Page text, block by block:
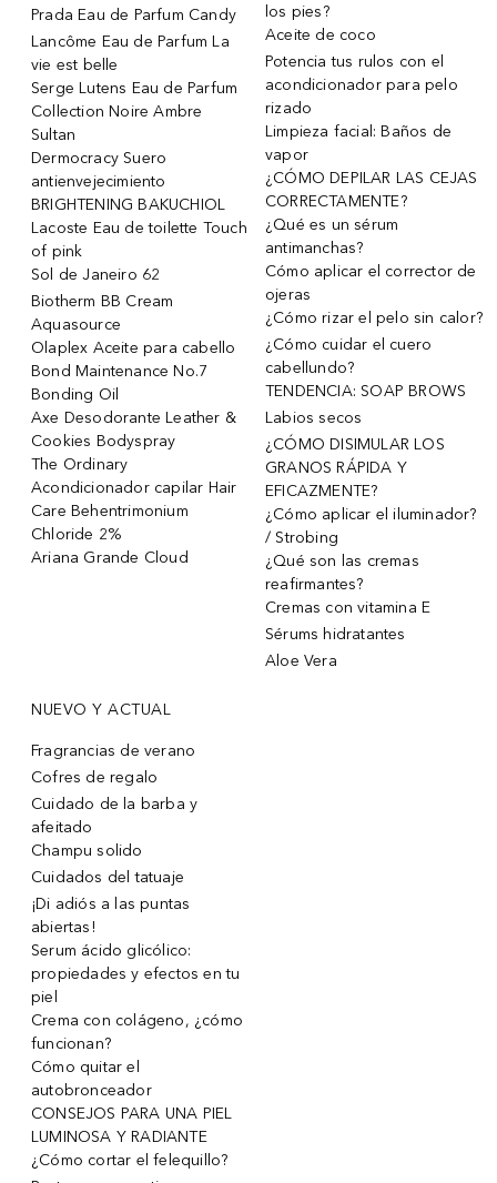
Prada Eau de Parfum Candy
Lancôme Eau de Parfum La
vie est belle
Serge Lutens Eau de Parfum
Collection Noire Ambre
Sultan
Dermocracy Suero
antienvejecimiento
BRIGHTENING BAKUCHIOL
Lacoste Eau de toilette Touch
of pink
Sol de Janeiro 62
Biotherm BB Cream
Aquasource
Olaplex Aceite para cabello
Bond Maintenance No.7
Bonding Oil
Axe Desodorante Leather &
Cookies Bodyspray
The Ordinary
Acondicionador capilar Hair
Care Behentrimonium
Chloride 2%
Ariana Grande Cloud
los pies?
Aceite de coco
Potencia tus rulos con el
acondicionador para pelo
rizado
Limpieza facial: Baños de
vapor
¿CÓMO DEPILAR LAS CEJAS
CORRECTAMENTE?
¿Qué es un sérum
antimanchas?
Cómo aplicar el corrector de
ojeras
¿Cómo rizar el pelo sin calor?
¿Cómo cuidar el cuero
cabellundo?
TENDENCIA: SOAP BROWS
Labios secos
¿CÓMO DISIMULAR LOS
GRANOS RÁPIDA Y
EFICAZMENTE?
¿Cómo aplicar el iluminador?
/ Strobing
¿Qué son las cremas
reafirmantes?
Cremas con vitamina E
Sérums hidratantes
Aloe Vera
NUEVO Y ACTUAL
Fragrancias de verano
Cofres de regalo
Cuidado de la barba y
afeitado
Champu solido
Cuidados del tatuaje
¡Di adiós a las puntas
abiertas!
Serum ácido glicólico:
propiedades y efectos en tu
piel
Crema con colágeno, ¿cómo
funcionan?
Cómo quitar el
autobronceador
CONSEJOS PARA UNA PIEL
LUMINOSA Y RADIANTE
¿Cómo cortar el felequillo?